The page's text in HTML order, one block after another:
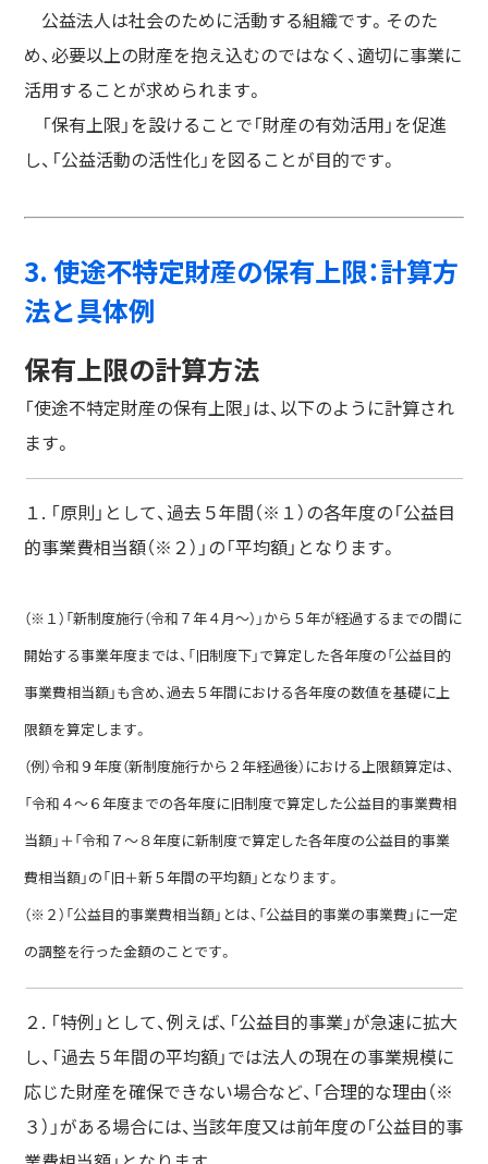
公益法人は社会のために活動する組織です。そのた
め、必要以上の財産を抱え込むのではなく、適切に事業に
活用することが求められます。
「保有上限」を設けることで「財産の有効活用」を促進
し、「公益活動の活性化」を図ることが目的です。
3. 使途不特定財産の保有上限：計算方
法と具体例
保有上限の計算方法
「使途不特定財産の保有上限」は、以下のように計算され
ます。
１. 「原則」として、過去５年間（※１）の各年度の「公益目
的事業費相当額（※２）」の「平均額」となります。
（※１）「新制度施行（令和７年４月～）」から５年が経過するまでの間に
開始する事業年度までは、「旧制度下」で算定した各年度の「公益目的
事業費相当額」も含め、過去５年間における各年度の数値を基礎に上
限額を算定します。
（例）令和９年度（新制度施行から２年経過後）における上限額算定は、
「令和４～６年度までの各年度に旧制度で算定した公益目的事業費相
当額」＋「令和７～８年度に新制度で算定した各年度の公益目的事業
費相当額」の「旧＋新５年間の平均額」となります。
（※２）「公益目的事業費相当額」とは、「公益目的事業の事業費」に一定
の調整を行った金額のことです。
２. 「特例」として、例えば、「公益目的事業」が急速に拡大
し、「過去５年間の平均額」では法人の現在の事業規模に
応じた財産を確保できない場合など、「合理的な理由（※
３）」がある場合には、当該年度又は前年度の「公益目的事